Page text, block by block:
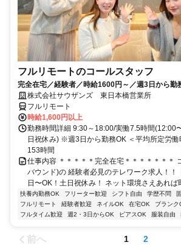
フルリモートのコールスタッフ
完全在宅／経験者／時給1600円～／週3日から勤
株式会社サウザンズ 東日本橋営業所
フルリモート
時給1,600円以上
勤務時間詳細 9:30～18:00/実働7.5時間(12:00
日祝休み) ※週3日から勤務OK ＜平均所定労働
153時間
仕事内容 ＊＊＊＊＊完全在宅＊＊＊＊＊＊＊
バウンド)の 経験者必見のテレワーク求人！！
日〜OK！土日祝休み！ ネット環境さえあれば
扶養内勤務OK フリーター歓迎 シフト自由 学歴不問
フルリモート
経験者歓迎 ネイルOK 在宅OK ブランク
フルタイム歓迎
週2・3日からOK ピアスOK 服装自由
前へ 1 2